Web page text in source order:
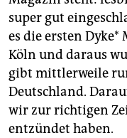
super gut
es die ersten
Köln und daraus
gibt mittlerweile
Deutschland.
wir zur richtigen
entzündet haben.